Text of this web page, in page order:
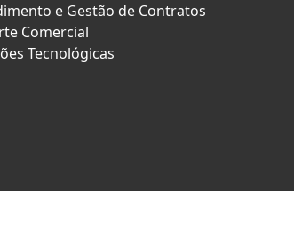
e Gestão de Contratos
Comercial
Tecnológicas